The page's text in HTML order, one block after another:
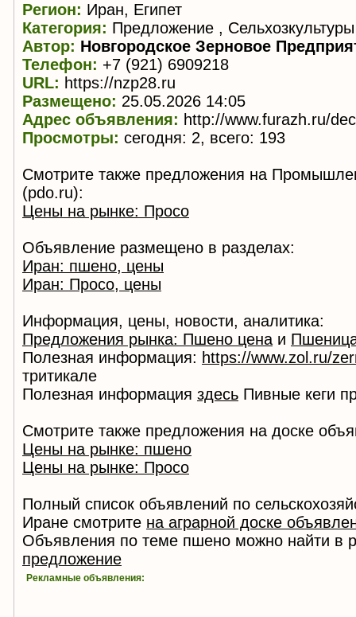
Регион: Иран, Египет
Категория: Предложение , Сельхозкультуры
Автор: Новгородское Зерновое
Телефон: +7 (921) 6909218
URL: https://nzp28.ru
Размещено: 25.05.2026 14:05
Адрес объявления: http://www.furazh.ru/
Просмотры: сегодня: 2, всего: 193
Смотрите также предложения на
(pdo.ru):
Цены на рынке: Просо
Объявление размещено в разделах:
Иран: пшено, цены
Иран: Просо, цены
Информация, цены, новости, аналитика:
Предложения рынка: Пшено цена и
Полезная информация: https://www.zol.ru/
тритикале
Полезная информация здесь Пивные кеги
Смотрите также предложения на доске
Цены на рынке: пшено
Цены на рынке: Просо
Полный список объявлений по
Иране смотрите на аграрной доске
Объявления по теме пшено можно найти в
предложение
Рекламные объявления: